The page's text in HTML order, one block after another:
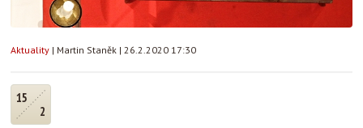
Aktuality | Martin Staněk | 26.2.2020 17:30
15
2